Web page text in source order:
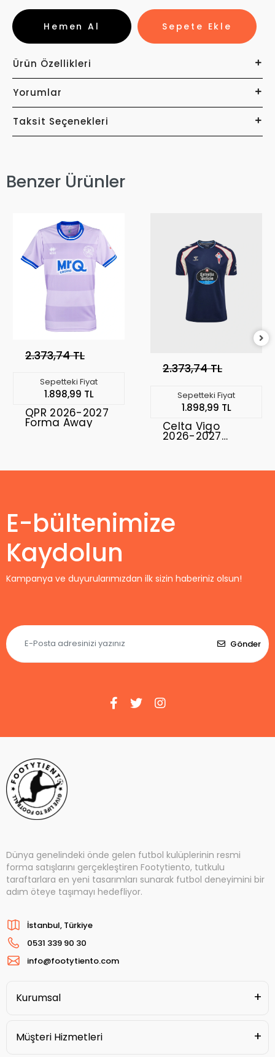
Sepete Ekle
Hemen Al
Ürün Özellikleri
Yorumlar
Taksit Seçenekleri
Benzer Ürünler
2.373,74 TL
Sepetteki Fiyat
1.898,99 TL
QPR 2026-2027
Forma Away
2.373,74 TL
Sepetteki Fiyat
1.898,99 TL
Celta Vigo
2026-2027
E-bültenimize
Kaydolun
Kampanya ve duyurularımızdan ilk sizin haberiniz olsun!
Gönder
Dünya genelindeki önde gelen futbol kulüplerinin resmi
forma satışlarını gerçekleştiren Footytiento, tutkulu
taraftarlara en yeni tasarımları sunarak futbol deneyimini bir
adım öteye taşımayı hedefliyor.
İstanbul, Türkiye
0531 339 90 30
info@footytiento.com
Kurumsal
Müşteri Hizmetleri